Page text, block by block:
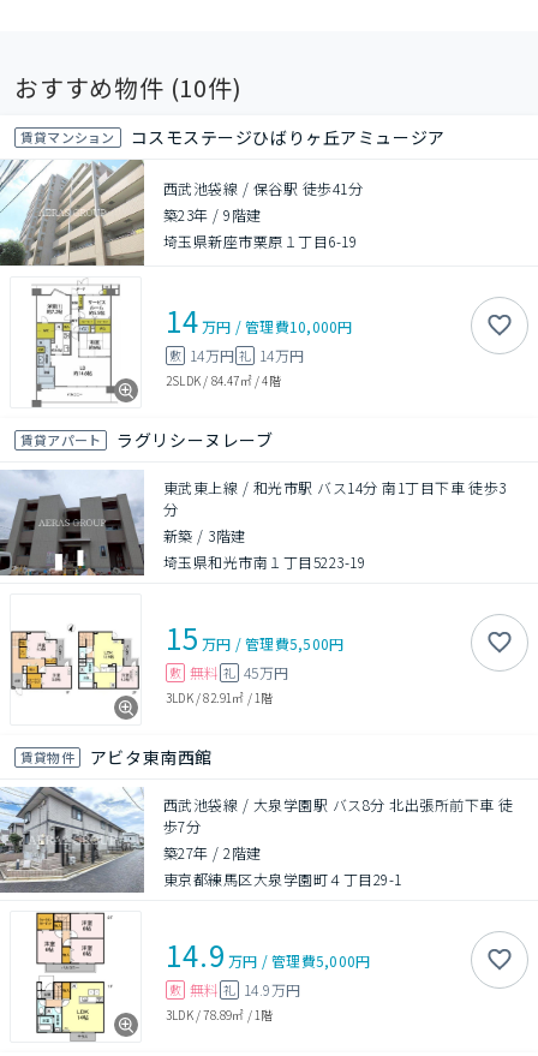
おすすめ物件 (10件)
賃貸マンション コスモステージひばりヶ丘アミュージア
西武池袋線 / 保谷駅 徒歩41分
築23年 /9階建
埼玉県新座市栗原１丁目6-19
14万円 /管理費10,000円
敷 14万円 礼 14万円
2SLDK / 84.47㎡/4階
賃貸アパート ラグリシーヌレーブ
東武東上線 / 和光市駅 バス14分 南1丁目下車 徒歩3
分
新築 / 3階建
埼玉県和光市南１丁目5223-19
15 万円 /管理費5,500円
敷 無料 礼 45万円
3LDK/82.91㎡ / 1階
賃貸物件 アビタ東南西館
西武池袋線 / 大泉学園駅 バス8分 北出張所前下車 徒
歩7分
築27年 /2階建
東京都練馬区大泉学園町４丁目29-1
14.9 万円 /管理費5,000円
敷 無料 礼 14.9万円
3LDK/78.89㎡ / 1階